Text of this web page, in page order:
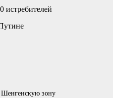
истребителей
Шенгенскую зону